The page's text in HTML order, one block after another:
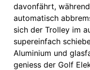
davonfährt,
automatisch
sich der Trolley im
supereinfach
Aluminium und
geniess der Golf